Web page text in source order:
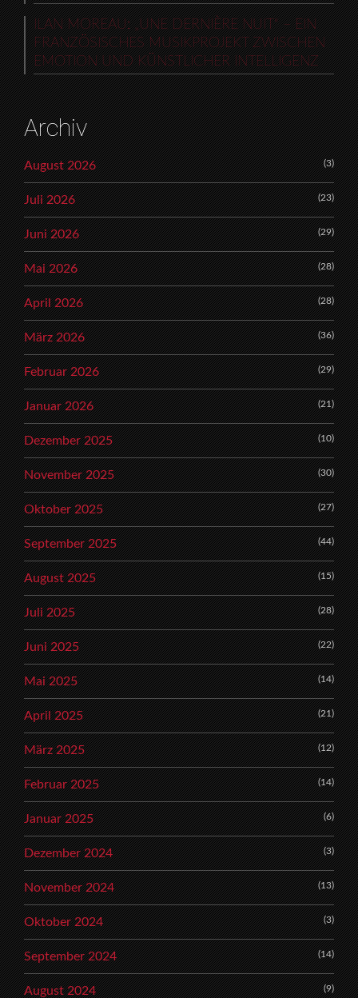
ILAN MOREAU: „UNE DERNIÈRE NUIT“ – EIN
FRANZÖSISCHES MUSIKPROJEKT ZWISCHEN
EMOTION UND KÜNSTLICHER INTELLIGENZ
Archiv
August 2026 (3)
Juli 2026 (23)
Juni 2026 (29)
Mai 2026 (28)
April 2026 (28)
März 2026 (36)
Februar 2026 (29)
Januar 2026 (21)
Dezember 2025 (10)
November 2025 (30)
Oktober 2025 (27)
September 2025 (44)
August 2025 (15)
Juli 2025 (28)
Juni 2025 (22)
Mai 2025 (14)
April 2025 (21)
März 2025 (12)
Februar 2025 (14)
Januar 2025 (6)
Dezember 2024 (3)
November 2024 (13)
Oktober 2024 (3)
September 2024 (14)
August 2024 (9)